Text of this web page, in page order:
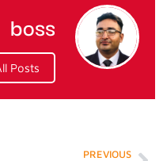
boss
Posts
PREVIOUS